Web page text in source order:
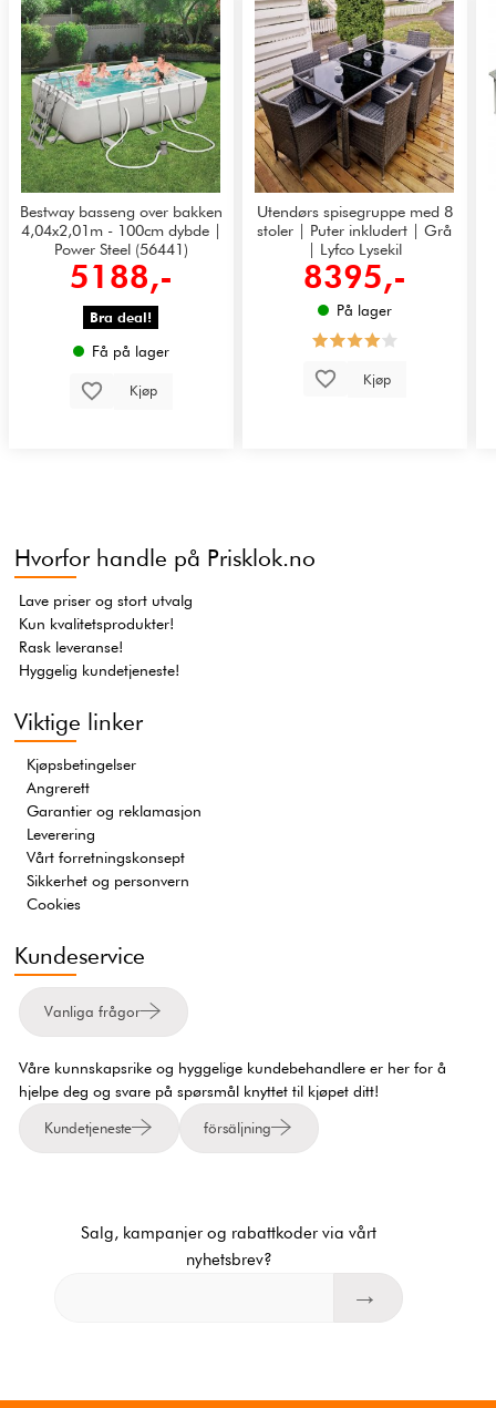
Bestway basseng over bakken
4,04x2,01m - 100cm dybde |
Power Steel (56441)
5188,-
Bra deal!
Få på lager
Kjøp
Utendørs spisegruppe med 8
stoler | Puter inkludert | Grå
| Lyfco Lysekil
8395,-
På lager
Kjøp
Hvorfor handle på Prisklok.no
Lave priser og stort utvalg
Kun kvalitetsprodukter!
Rask leveranse!
Hyggelig kundetjeneste!
Viktige linker
Kjøpsbetingelser
Angrerett
Garantier og reklamasjon
Leverering
Vårt forretningskonsept
Sikkerhet og personvern
Cookies
Kundeservice
Vanliga frågor
Våre kunnskapsrike og hyggelige kundebehandlere er her for å
hjelpe deg og svare på spørsmål knyttet til kjøpet ditt!
Kundetjeneste försäljning
Salg, kampanjer og rabattkoder via vårt
nyhetsbrev?